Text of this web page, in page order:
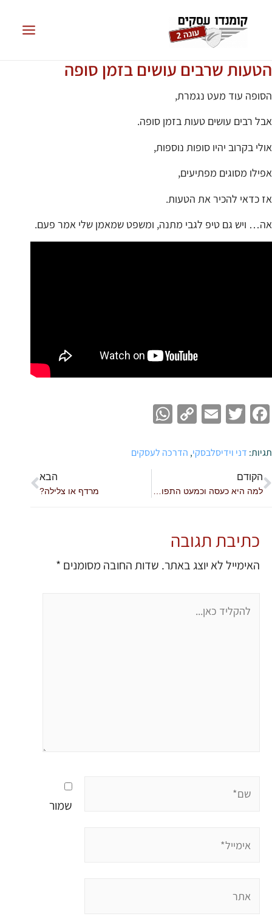
הטעות שרבים עושים בזמן סופה
הסופה עוד מעט נגמרת,
אבל רבים עושים טעות בזמן סופה.
אולי בקרוב יהיו סופות נוספות,
אפילו מסוגים מפתיעים,
אז כדאי להכיר את הטעות.
אה… ויש גם טיפ לגבי מתנה, ומשפט שמאמן שלי אמר פעם.
Facebook
Twitter
Email
Copy
תגיות: דני וידיסלבסקי, הדרכה לעסקים
הקודם הבא
מרדף או צלילה?
כתיבת תגובה
האימייל לא יוצג באתר. שדות החובה מסומנים *
שמור